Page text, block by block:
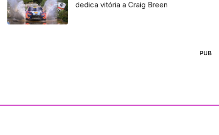
dedica vitória a Craig Breen
PUB